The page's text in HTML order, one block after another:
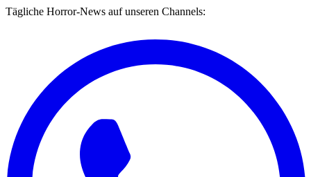
Tägliche Horror-News auf unseren Channels: